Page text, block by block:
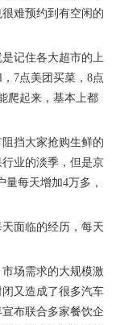
难预约到有空闲的
记住各大超市的上
7点美团买菜，8点
爬起来，基本上都
挡大家抢购生鲜的
业的淡季，但是京
量每天增加4万多，
面临的经历，每天
场需求的大规模激
又造成了很多汽车
布联合多家餐饮企